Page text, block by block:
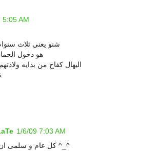
5:05 AM
شنو يعني ثلاث
هو دخول
اليهال كفاح من بدايه
1/6/09 7:03 AM
كل عام و سلمى ان شاءالله بخير ^_^